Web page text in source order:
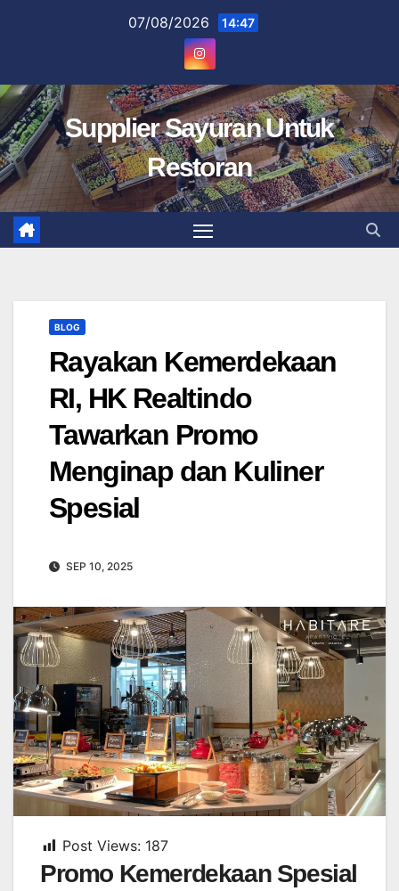
07/08/2026 14:47
Supplier Sayuran Untuk
Restoran
BLOG
Rayakan Kemerdekaan
RI, HK Realtindo
Tawarkan Promo
Menginap dan Kuliner
Spesial
SEP 10, 2025
Post Views: 187
Promo Kemerdekaan Spesial